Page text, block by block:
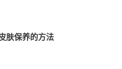
肤保养的方法